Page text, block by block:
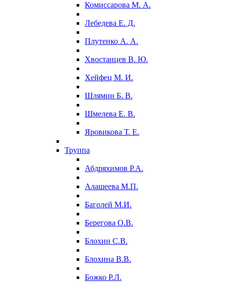
Комиссарова М. А.
Лебедева Е. Д.
Плутенко А. А.
Хвостанцев В. Ю.
Хейфец М. И.
Шлямин Б. В.
Шмелева Е. В.
Яровикова Т. Е.
Труппа
Абдряхимов Р.А.
Алашеева М.П.
Баголей М.И.
Берегова О.В.
Блохин С.В.
Блохина В.В.
Божко Р.Л.